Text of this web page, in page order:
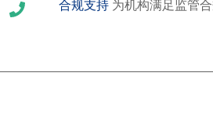
合规支持 为机构满足监管